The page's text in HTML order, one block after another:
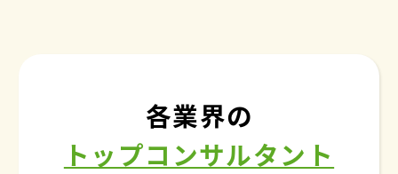
各業界の
トップコンサルタント